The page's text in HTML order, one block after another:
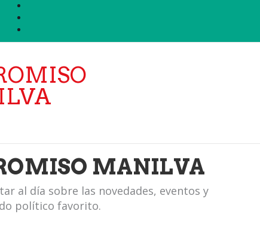
MANILVA
al día sobre las novedades, eventos y
político favorito.